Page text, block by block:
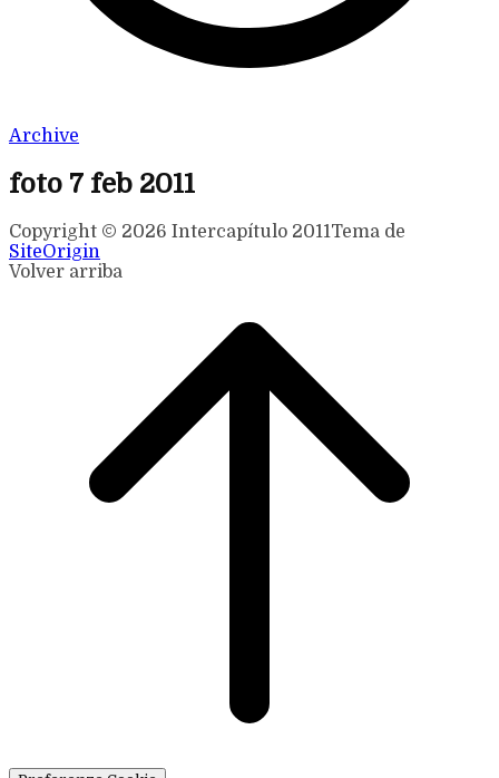
Archive
foto 7 feb 2011
Copyright © 2026 Intercapítulo 2011Tema de
SiteOrigin
Volver arriba